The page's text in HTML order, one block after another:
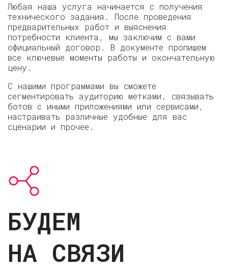
Любая наша услуга начинается с получения
технического задания. После проведения
предварительных работ и выяснения
потребности клиента, мы заключим с вами
официальный договор. В документе пропишем
все ключевые моменты работы и окончательную
цену.
С нашими программами вы сможете
сегментировать аудиторию метками, связывать
ботов с иными приложениями или сервисами,
настраивать различные удобные для вас
сценарии и прочее.
БУДЕМ
НА СВЯЗИ